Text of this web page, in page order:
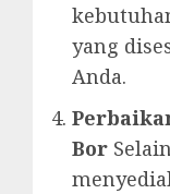
yang
Anda.
Bor